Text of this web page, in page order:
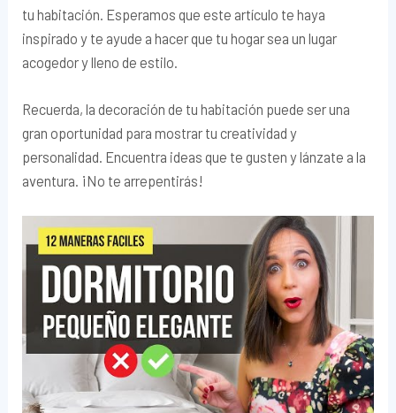
tu habitación. Esperamos que este artículo te haya
inspirado y te ayude a hacer que tu hogar sea un lugar
acogedor y lleno de estilo.
Recuerda, la decoración de tu habitación puede ser una
gran oportunidad para mostrar tu creatividad y
personalidad. Encuentra ideas que te gusten y lánzate a la
aventura. ¡No te arrepentirás!